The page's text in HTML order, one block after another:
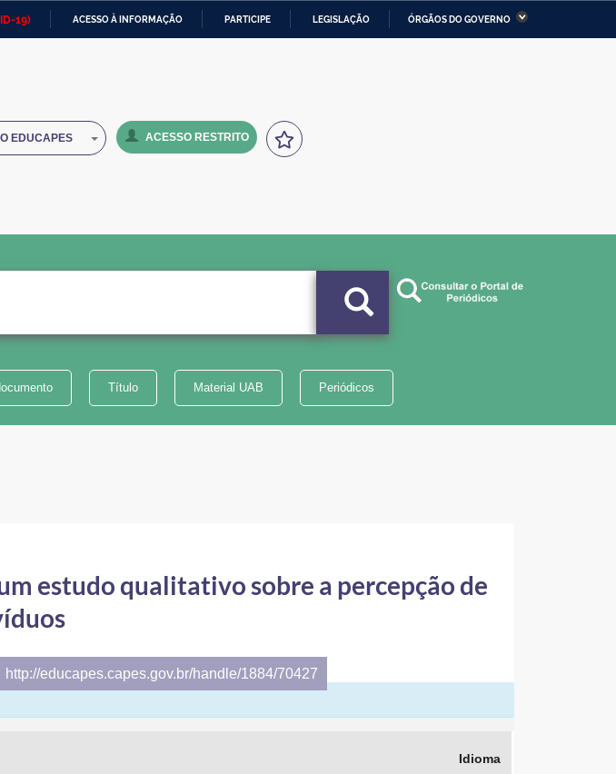
19) ACESSO À INFORMAÇÃO PARTICIPE LEGISLAÇÃO ÓRGÃOS DO GOVERNO
Ministério das Relações
Ministério da Economia Ministério da Infraestrutura
EDUCAPES ACESSO RESTRITO
Título Material UAB Periódicos
estudo qualitativo sobre a percepção de
http://educapes.capes.gov.br/handle/1884/70427
Idioma